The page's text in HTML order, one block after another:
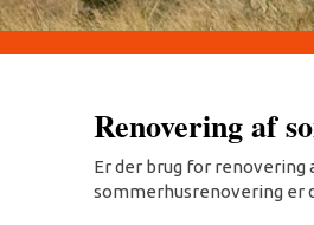
​Renovering af
Er der brug for renovering
sommerhusrenovering er